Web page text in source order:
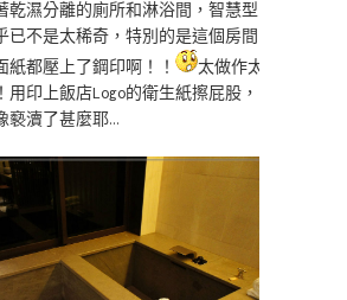
乾濕分離的廁所和淋浴間，智慧型
已不是太稀奇，特別的是這個房間
紙都壓上了鋼印啊！！
太做作太
用印上飯店Logo的衛生紙擦屁股，
褻瀆了甚麼耶…